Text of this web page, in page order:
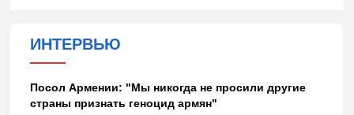
ИНТЕРВЬЮ
Посол Армении: "Мы никогда не просили другие
страны признать геноцид армян"